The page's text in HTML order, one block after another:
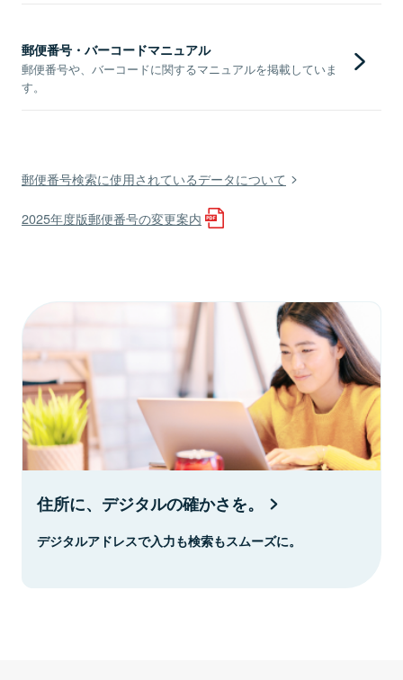
郵便番号・バーコードマニュアル
郵便番号や、バーコードに関するマニュアルを掲載していま
す。
郵便番号検索に使用されているデータについて
2025年度版郵便番号の変更案内
住所に、デジタルの確かさを。
デジタルアドレスで入力も検索もスムーズに。